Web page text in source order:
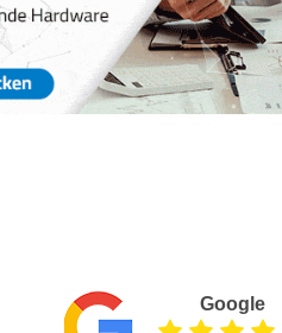
Google